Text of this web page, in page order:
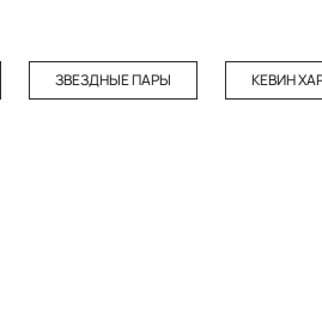
ЗВЕЗДНЫЕ ПАРЫ КЕВИН